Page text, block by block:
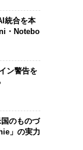
統合を本
・Notebo
ン警告を
のものづ
」の実力